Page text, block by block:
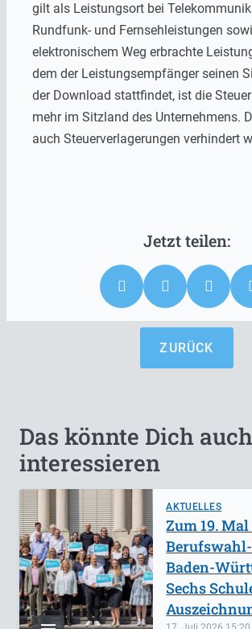
gilt als Leistungsort bei
Rundfunk- und Fernsehleistungen
elektronischem Weg erbrachte
dem der Leistungsempfänger seinen
der Download stattfindet, ist die
mehr im Sitzland des Unternehmens.
auch Steuerverlagerungen verhindert
ZURÜCK
Das könnte Dich auch
interessieren
AKTUELLES
Zum 19.
Berufswahl-
Baden-
Sechs